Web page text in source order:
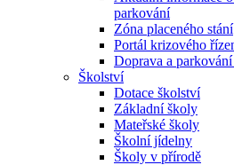
parkování
Zóna placeného stání
Portál krizového
Doprava a
Školství
Dotace školství
Základní školy
Mateřské školy
Školní jídelny
Školy v přírodě